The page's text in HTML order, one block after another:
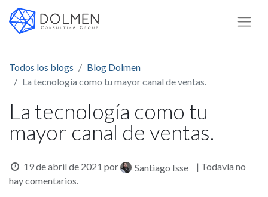
Todos los blogs
Blog Dolmen
La tecnología como tu mayor canal de ventas.
La tecnología como tu
mayor canal de ventas.
19 de abril de 2021 por Santiago Isse
| Todavía no
hay comentarios.